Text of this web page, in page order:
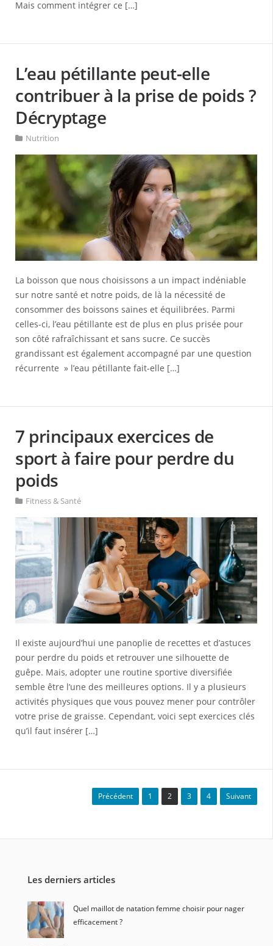
Mais comment intégrer ce […]
L’eau pétillante peut-elle
contribuer à la prise de poids ?
Décryptage
Nutrition
La boisson que nous choisissons a un impact indéniable
sur notre santé et notre poids, de là la nécessité de
consommer des boissons saines et équilibrées. Parmi
celles-ci, l’eau pétillante est de plus en plus prisée pour
son côté rafraîchissant et sans sucre. Ce succès
grandissant est également accompagné par une question
récurrente » l’eau pétillante fait-elle […]
7 principaux exercices de
sport à faire pour perdre du
poids
Fitness & Santé
Il existe aujourd’hui une panoplie de recettes et d’astuces
pour perdre du poids et retrouver une silhouette de
guêpe. Mais, adopter une routine sportive diversifiée
semble être l’une des meilleures options. Il y a plusieurs
activités physiques que vous pouvez mener pour contrôler
votre prise de graisse. Cependant, voici sept exercices clés
qu’il faut insérer […]
Précédent 1 2 3 4 Suivant
Les derniers articles
Quel maillot de natation femme choisir pour nager
efficacement ?